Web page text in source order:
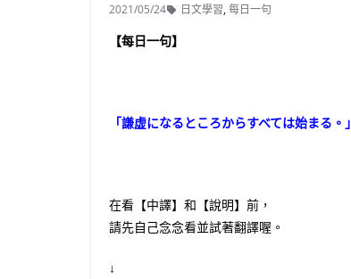
2021/05/24 日文學習,每日一句
【每日一句】
「謙虚になるところからすべては始まる。」
在看【中譯】和【說明】前，
請先自己念念看並試著翻譯喔。
↓